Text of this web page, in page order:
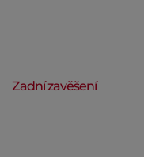
Zadní zavěšení